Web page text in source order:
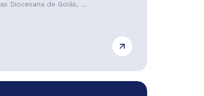
Diocesana de Goiás, ...